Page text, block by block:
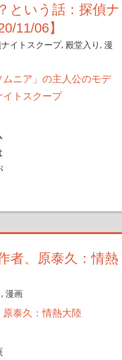
という話：探偵ナ
11/06】
ナイトスクープ, 殿堂入り,漫
者、原泰久：情熱
,漫画